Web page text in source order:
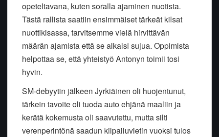
opeteltavana, kuten soralla ajaminen nuotista.
Tästä rallista saatiin ensimmäiset tärkeät kilsat
nuottikisassa, tarvitsemme vielä hirvittävän
määrän ajamista että se alkaisi sujua. Oppimista
helpottaa se, että yhteistyö Antonyn toimii tosi
hyvin.
SM-debyytin jälkeen Jyrkiäinen oli huojentunut,
tärkein tavoite oli tuoda auto ehjänä maaliin ja
kerätä kokemusta oli saavutettu, mutta silti
verenperintönä saadun kilpailuvietin vuoksi tulos